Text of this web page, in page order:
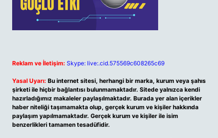
Reklam ve İletişim: Skype: live:.cid.575569c608265c69
Yasal Uyarı: Bu internet sitesi, herhangi bir marka, kurum veya şahıs
şirketi ile hiçbir bağlantısı bulunmamaktadır. Sitede yalnızca kendi
hazırladığımız makaleler paylaşılmaktadır. Burada yer alan içerikler
haber niteliği taşımamakta olup, gerçek kurum ve kişiler hakkında
paylaşım yapılmamaktadır. Gerçek kurum ve kişiler ile isim
benzerlikleri tamamen tesadüfidir.